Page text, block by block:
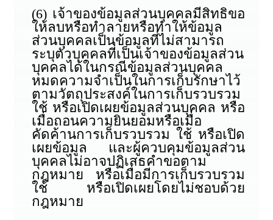
(6) เจ้าของข้อมูลส่วนบุคคลมีสิทธิขอ
ให้ลบหรือทำลายหรือทำให้ข้อมูล
ส่วนบุคคลเป็นข้อมูลที่ไม่สามารถ
ระบุตัวบุคคลที่เป็นเจ้าของข้อมูลส่วน
บุคคลได้ในกรณีข้อมูลส่วนบุคคล
หมดความจำเป็นในการเก็บรักษาไว้
ตามวัตถุประสงค์ในการเก็บรวบรวม
ใช้ หรือเปิดเผยข้อมูลส่วนบุคคล หรือ
เมื่อถอนความยินยอมหรือเมื่อ
คัดค้านการเก็บรวบรวม ใช้ หรือเปิด
เผยข้อมูล และผู้ควบคุมข้อมูลส่วน
บุคคลไม่อาจปฏิเสธคำขอตาม
กฎหมาย หรือเมื่อมีการเก็บรวบรวม
ใช้ หรือเปิดเผยโดยไม่ชอบด้วย
กฎหมาย